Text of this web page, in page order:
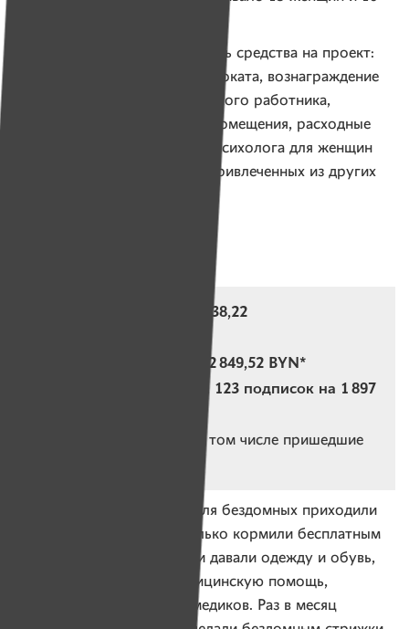
ИМЕНА продолжают собирать средства на проект:
на оплату услуг юриста и адвоката, вознаграждение
детского психолога, социального работника,
менеджера проекта, аренду помещения, расходные
материалы и пр. Расходы на психолога для женщин
проект оплатит из средств, привлеченных из других
Собрано за квартал: 10 938,22
BYN
Потрачено за квартал: 12 849,52 BYN*
Действующие подписки: 123 подписок на 1 897
Проект тратил деньги, в том числе пришедшие
Каждый день в столовую для бездомных приходили
80 человек. Здесь их не только кормили бесплатным
полноценным обедом, но и давали одежду и обувь,
они получали первую медицинскую помощь,
консультации юристов и медиков. Раз в месяц